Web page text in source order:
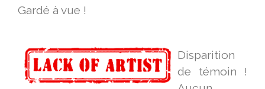
Gardé à vue !
Disparition
de témoin !